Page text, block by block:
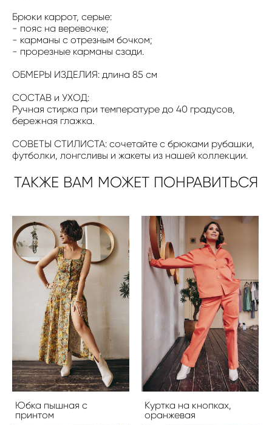
Брюки каррот, серые:
- пояс на веревочке;
- карманы с отрезным бочком;
- прорезные карманы сзади.
ОБМЕРЫ ИЗДЕЛИЯ: длина 85 см
СОСТАВ и УХОД:
Ручная стирка при температуре до 40 градусов,
бережная глажка.
СОВЕТЫ СТИЛИСТА: сочетайте с брюками рубашки,
футболки, лонгсливы и жакеты из нашей коллекции.
ТАКЖЕ ВАМ МОЖЕТ ПОНРАВИТЬСЯ
Юбка пышная с
принтом
Куртка на кнопках,
оранжевая